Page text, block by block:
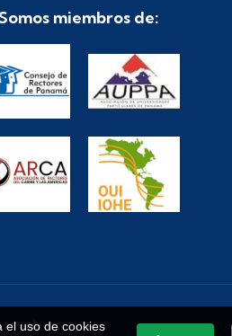
el uso de cookies
miembros de:
saben.